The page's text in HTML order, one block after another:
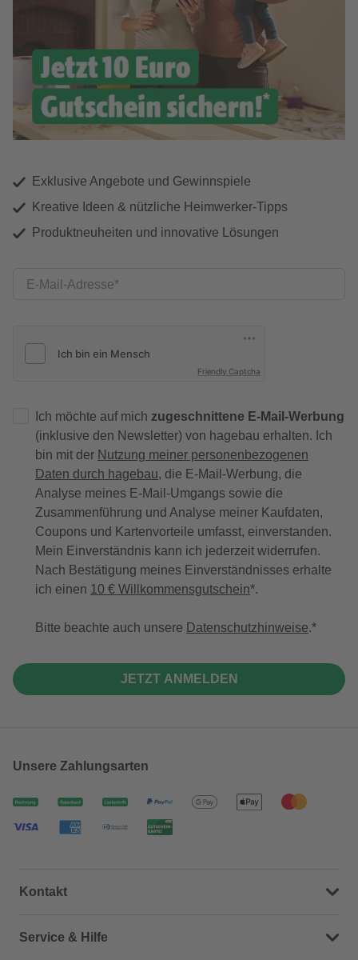
Exklusive Angebote und Gewinnspiele
Kreative Ideen & nützliche Heimwerker-Tipps
Produktneuheiten und innovative Lösungen
E-Mail-Adresse
Friendly Captcha
Ich möchte auf mich zugeschnittene E-Mail-Werbung
(inklusive den Newsletter) von hagebau erhalten. Ich
bin mit der Nutzung meiner personenbezogenen
Daten durch hagebau, die E-Mail-Werbung, die
Analyse meines E-Mail-Umgangs sowie die
Zusammenführung und Analyse meiner Kaufdaten,
Coupons und Kartenvorteile umfasst, einverstanden.
Mein Einverständnis kann ich jederzeit widerrufen.
Nach Bestätigung meines Einverständnisses erhalte
ich einen 10 € Willkommensgutschein*.
Bitte beachte auch unsere Datenschutzhinweise.
JETZT ANMELDEN
Unsere Zahlungsarten
Kontakt
Dein Kontakt zu uns
Service & Hilfe